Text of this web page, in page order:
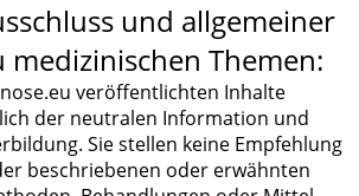
und allgemeiner
medizinischen Themen:
veröffentlichten Inhalte
der neutralen Information und
Sie stellen keine Empfehlung
beschriebenen oder erwähnten